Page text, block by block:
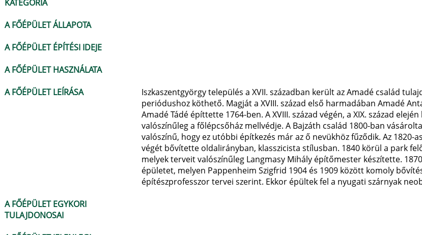
KATEGÓRIA
A FŐÉPÜLET ÁLLAPOTA
A FŐÉPÜLET ÉPÍTÉSI IDEJE
A FŐÉPÜLET HASZNÁLATA
A FŐÉPÜLET LEÍRÁSA
Iszkaszentgyörgy település a XVII. században került az Amadé család
periódushoz köthető. Magját a XVIII. század első harmadában Amadé
Amadé Tádé építtette 1764-ben. A XVIII. század végén, a XIX. század
valószínűleg a főlépcsőház mellvédje. A Bajzáth család 1800-ban
valószínű, hogy ez utóbbi építkezés már az ő nevükhöz fűződik. Az 1820-
végét bővítette oldalirányban, klasszicista stílusban. 1840 körül a park
melyek terveit valószínűleg Langmasy Mihály építőmester készítette.
épületet, melyen Pappenheim Szigfrid 1904 és 1909 között komoly
építészprofesszor tervei szerint. Ekkor épültek fel a nyugati szárnyak
A FŐÉPÜLET EGYKORI
TULAJDONOSAI